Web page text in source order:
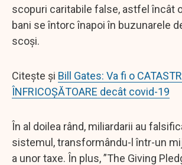
scopuri caritabile false, astfel încât
bani se întorc înapoi în buzunarele
scoși.
Citește și Bill Gates: Va fi o
ÎNFRICOȘĂTOARE decât covid-19
În al doilea rând, miliardarii au
sistemul, transformându-l într-un
a unor taxe. În plus, ”The Giving